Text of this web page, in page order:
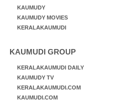
KAUMUDY
KAUMUDY MOVIES
KERALAKAUMUDI
KAUMUDI GROUP
KERALAKAUMUDI DAILY
KAUMUDY TV
KERALAKAUMUDI.COM
KAUMUDI.COM